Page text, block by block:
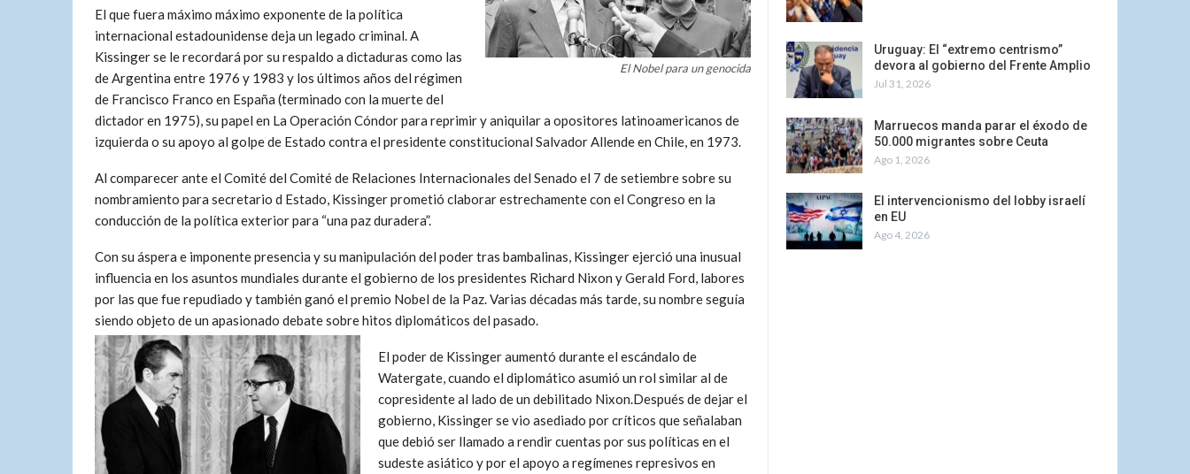
El Nobel para un genocida
El que fuera máximo máximo exponente de la política
internacional estadounidense deja un legado criminal. A
Kissinger se le recordará por su respaldo a dictaduras como las
de Argentina entre 1976 y 1983 y los últimos años del régimen
de Francisco Franco en España (terminado con la muerte del
dictador en 1975), su papel en La Operación Cóndor para reprimir y aniquilar a opositores latinoamericanos de
izquierda o su apoyo al golpe de Estado contra el presidente constitucional Salvador Allende en Chile, en 1973.
Al comparecer ante el Comité del Comité de Relaciones Internacionales del Senado el 7 de setiembre sobre su
nombramiento para secretario d Estado, Kissinger prometió claborar estrechamente con el Congreso en la
conducción de la política exterior para “una paz duradera”.
Con su áspera e imponente presencia y su manipulación del poder tras bambalinas, Kissinger ejerció una inusual
influencia en los asuntos mundiales durante el gobierno de los presidentes Richard Nixon y Gerald Ford, labores
por las que fue repudiado y también ganó el premio Nobel de la Paz. Varias décadas más tarde, su nombre seguía
siendo objeto de un apasionado debate sobre hitos diplomáticos del pasado.
El poder de Kissinger aumentó durante el escándalo de
Watergate, cuando el diplomático asumió un rol similar al de
copresidente al lado de un debilitado Nixon.Después de dejar el
gobierno, Kissinger se vio asediado por críticos que señalaban
que debió ser llamado a rendir cuentas por sus políticas en el
sudeste asiático y por el apoyo a regímenes represivos en
Uruguay: El “extremo centrismo”
devora al gobierno del Frente Amplio
Jul 31, 2026
Marruecos manda parar el éxodo de
50.000 migrantes sobre Ceuta
Ago 1, 2026
El intervencionismo del lobby israelí
en EU
Ago 4, 2026